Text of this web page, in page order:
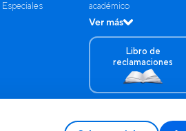
mi información.
académico
Ver más
Libro de
reclamaciones